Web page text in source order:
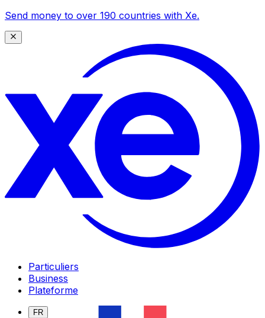
Send money to over 190 countries with Xe.
Particuliers
Business
Plateforme
FR